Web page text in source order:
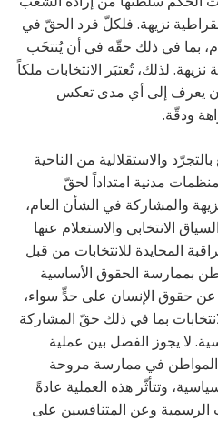
نزيهة. فلكلّ فرد الحقّ في
بما في ذلك حقّه في أن يُنتخَب
لذلك، تُعتبَر الانتخابات ملكاً
يعرف إلى أي مدى تعكس
ودقّة.
والاستقلالية من الناحية
مدنية امتداداً لحقّ
والمشاركة في الشأن العام،
الانتخابي والاستعلام عنها
المحايدة للانتخابات من قبل
بممارسة الحقوق الأساسية
حقوق الإنسان على حدٍّ سواء،
بما في ذلك حقّ المشاركة
لا يجوز الفصل بين عملية
المواطن في ممارسة مروحة
وتتأثّر هذه العملية عادةً
الرسمية وعن المتنافسين على